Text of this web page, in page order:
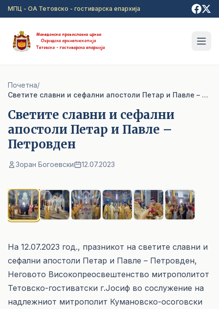
Прејди на главна содржина
МПЦ - ОА Тетовско - гостиварска епархија
Почетна/
Cветите славни и сефални апостоли Петар и Павле – Петровден
Cветите славни и сефални
апостоли Петар и Павле –
Петровден
Зоран Богоевски 12.07.2023
На 12.07.2023 год., празникот на светите славни и
сефални апостоли Петар и Павле – Петровден,
Неговото Високопреосвештенство митрополитот
Тетовско-гостиватски г.Јосиф во сослужение на
надлежниот митрополит Кумановско-осоговски